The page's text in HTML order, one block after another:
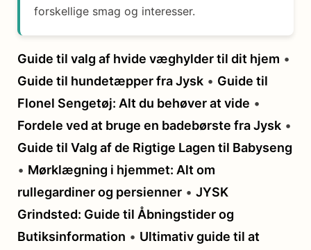
forskellige smag og interesser.
Guide til valg af hvide væghylder til dit hjem •
Guide til hundetæpper fra Jysk • Guide til
Flonel Sengetøj: Alt du behøver at vide •
Fordele ved at bruge en badebørste fra Jysk •
Guide til Valg af de Rigtige Lagen til Babyseng
• Mørklægning i hjemmet: Alt om
rullegardiner og persienner • JYSK
Grindsted: Guide til Åbningstider og
Butiksinformation • Ultimativ guide til at